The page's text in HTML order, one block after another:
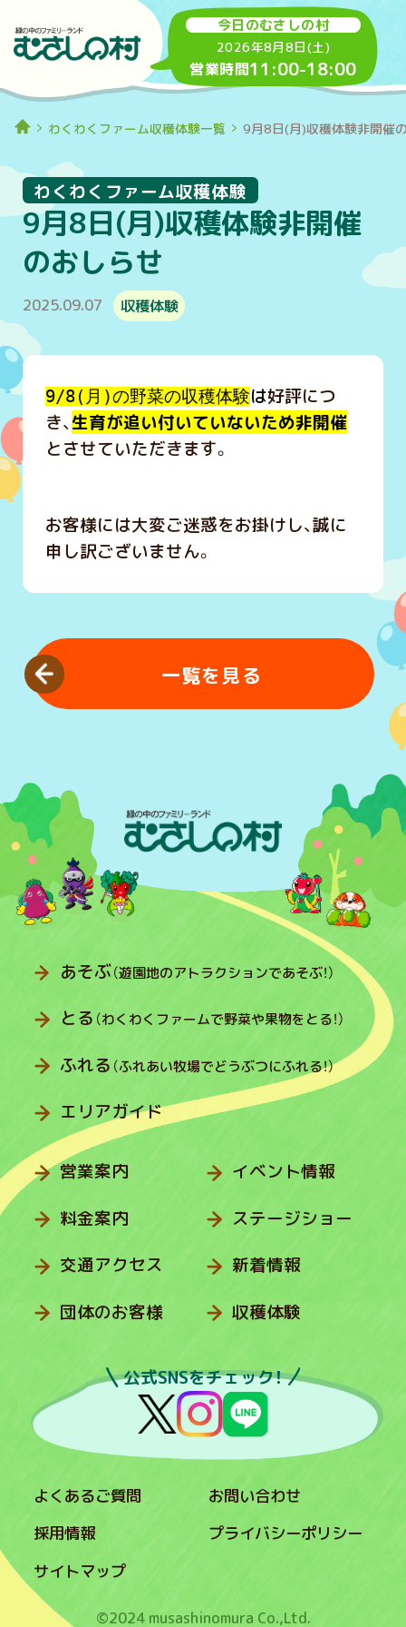
今日のむさしの村
2026年8月8日(土)
営業時間11:00-18:00
わくわくファーム収穫体験一覧 9月8日(月)収穫体験非開催
9月8日(月)収穫体験非開催
のおしらせ
わくわくファーム収穫体験
2025.09.07 収穫体験
9/8(月)の野菜の収穫体験は好評につ
き、生育が追い付いていないため非開催
とさせていただきます。
お客様には大変ご迷惑をお掛けし、誠に
申し訳ございません。
一覧を見る
あそぶ（遊園地のアトラクションであそぶ！）
とる （わくわくファームで野菜や果物をとる！）
ふれる （ふれあい牧場でどうぶつにふれる！）
エリアガイド
営業案内
料金案内
交通アクセス
団体のお客様
イベント情報
ステージショー
新着情報
収穫体験
公式SNSをチェック！
よくあるご質問
お問い合わせ
採用情報
プライバシーポリシー
サイトマップ
©2024 musashinomura Co.,Ltd.